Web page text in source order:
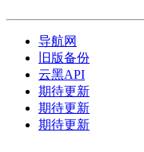
导航网
旧版备份
云黑API
期待更新
期待更新
期待更新